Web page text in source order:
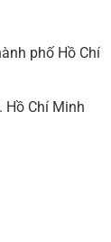
phố Hồ Chí
Hồ Chí Minh